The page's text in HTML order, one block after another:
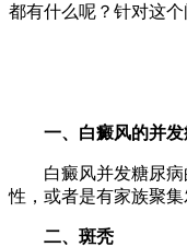
都有什么呢？针对这
一、白癜风的并发
白癜风并发糖尿病的
性，或者是有家族聚集
二、斑秃